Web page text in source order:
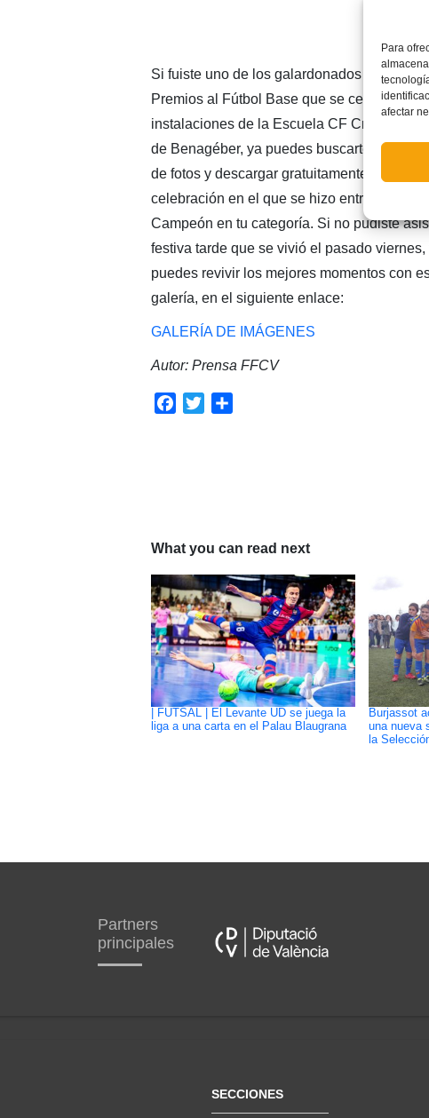
Para
afectar
Si fuiste uno de los galardonados en la
Premios al Fútbol Base que se celebró en
instalaciones de la Escuela CF Cracks en
de Benagéber, ya puedes buscarte en
de fotos y descargar gratuitamente el
celebración en el que se hizo entrega del
Campeón en tu categoría. Si no pudiste
festiva tarde que se vivió el pasado viernes,
puedes revivir los mejores momentos con
galería, en el siguiente enlace:
GALERÍA DE IMÁGENES
Autor: Prensa FFCV
Facebook
Twitter
What you can read next
| FUTSAL | El Levante UD se juega la
liga a una carta en el Palau Blaugrana
Burjassot
una nueva
la
Partners
principales
SECCIONES